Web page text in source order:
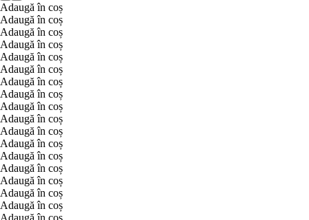
Adaugă în coș
Adaugă în coș
Adaugă în coș
Adaugă în coș
Adaugă în coș
Adaugă în coș
Adaugă în coș
Adaugă în coș
Adaugă în coș
Adaugă în coș
Adaugă în coș
Adaugă în coș
Adaugă în coș
Adaugă în coș
Adaugă în coș
Adaugă în coș
Adaugă în coș
Adaugă în coș